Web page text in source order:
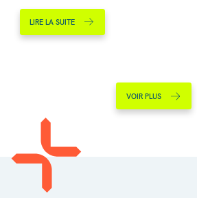
LIRE LA SUITE
VOIR PLUS